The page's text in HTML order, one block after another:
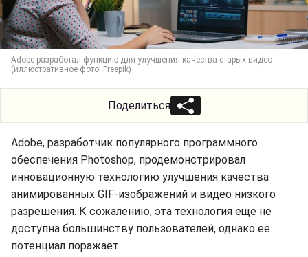
Adobe разработал функцию для улучшения качества старых видео
(иллюстративное фото: Freepik)
Поделиться
Adobe, разработчик популярного программного
обеспечения Photoshop, продемонстрировал
инновационную технологию улучшения качества
анимированных GIF-изображений и видео низкого
разрешения. К сожалению, эта технология еще не
доступна большинству пользователей, однако ее
потенциал поражает.